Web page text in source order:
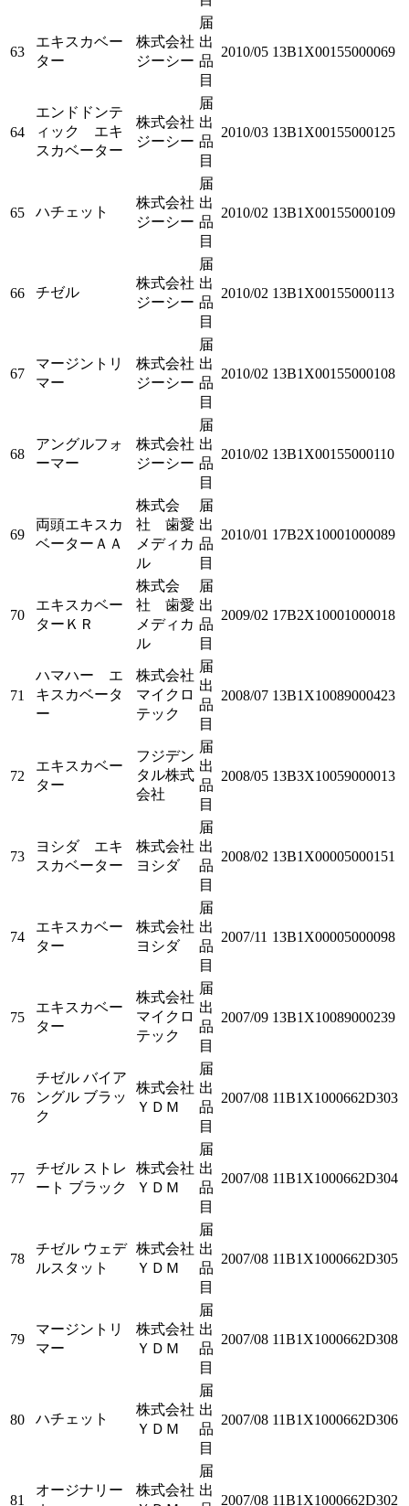
63
エキスカベー
ター
株式会社
ジーシー
届
出
品
目
2010/05 13B1X00155000069
64
エンドドンテ
ィック エキ
スカベーター
株式会社
ジーシー
届
出
品
目
2010/03 13B1X00155000125
65 ハチェット
株式会社
ジーシー
届
出
品
目
2010/02 13B1X00155000109
66 チゼル
株式会社
ジーシー
届
出
品
目
2010/02 13B1X00155000113
67
マージントリ
マー
株式会社
ジーシー
届
出
品
目
2010/02 13B1X00155000108
68
アングルフォ
ーマー
株式会社
ジーシー
届
出
品
目
2010/02 13B1X00155000110
69
両頭エキスカ
ベーターＡＡ
株式会
社 歯愛
メディカ
ル
届
出
品
目
2010/01 17B2X10001000089
70
エキスカベー
ターＫＲ
株式会
社 歯愛
メディカ
ル
届
出
品
目
2009/02 17B2X10001000018
71
ハマハー エ
キスカベータ
ー
株式会社
マイクロ
テック
届
出
品
目
2008/07 13B1X10089000423
72
エキスカベー
ター
フジデン
タル株式
会社
届
出
品
目
2008/05 13B3X10059000013
73
ヨシダ エキ
スカベーター
株式会社
ヨシダ
届
出
品
目
2008/02 13B1X00005000151
74
エキスカベー
ター
株式会社
ヨシダ
届
出
品
目
2007/11 13B1X00005000098
75
エキスカベー
ター
株式会社
マイクロ
テック
届
出
品
目
2007/09 13B1X10089000239
76
チゼル バイア
ングル ブラッ
ク
株式会社
ＹＤＭ
届
出
品
目
2007/08 11B1X1000662D303
77
チゼル ストレ
ート ブラック
株式会社
ＹＤＭ
届
出
品
目
2007/08 11B1X1000662D304
78
チゼル ウェデ
ルスタット
株式会社
ＹＤＭ
届
出
品
目
2007/08 11B1X1000662D305
79
マージントリ
マー
株式会社
ＹＤＭ
届
出
品
目
2007/08 11B1X1000662D308
80 ハチェット
株式会社
ＹＤＭ
届
出
品
目
2007/08 11B1X1000662D306
81
オージナリー
株式会社
届
出
2007/08 11B1X1000662D302